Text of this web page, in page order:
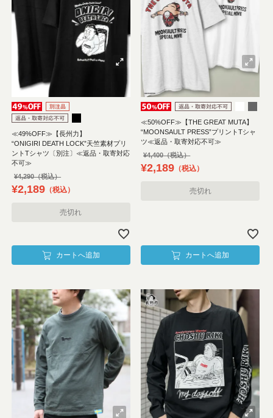
≪49%OFF≫【長州力】
“ONIGIRI DEATH LOCK”天竺素材プリ
ントTシャツ〔別注〕≪返品・取寄対応
不可≫
¥4,290
¥2,189 税込
売切れ
カートへ追加
≪50%OFF≫【THE GREAT MUTA】
“MOONSAULT PRESS”プリントTシャ
ツ≪返品・取寄対応不可≫
¥4,400
¥2,189 税込
売切れ
カートへ追加